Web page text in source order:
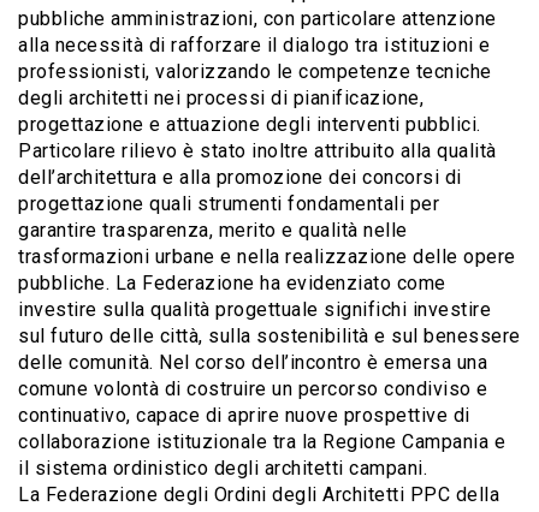
pubbliche amministrazioni, con particolare attenzione
alla necessità di rafforzare il dialogo tra istituzioni e
professionisti, valorizzando le competenze tecniche
degli architetti nei processi di pianificazione,
progettazione e attuazione degli interventi pubblici.
Particolare rilievo è stato inoltre attribuito alla qualità
dell’architettura e alla promozione dei concorsi di
progettazione quali strumenti fondamentali per
garantire trasparenza, merito e qualità nelle
trasformazioni urbane e nella realizzazione delle opere
pubbliche. La Federazione ha evidenziato come
investire sulla qualità progettuale significhi investire
sul futuro delle città, sulla sostenibilità e sul benessere
delle comunità. Nel corso dell’incontro è emersa una
comune volontà di costruire un percorso condiviso e
continuativo, capace di aprire nuove prospettive di
collaborazione istituzionale tra la Regione Campania e
il sistema ordinistico degli architetti campani.
La Federazione degli Ordini degli Architetti PPC della